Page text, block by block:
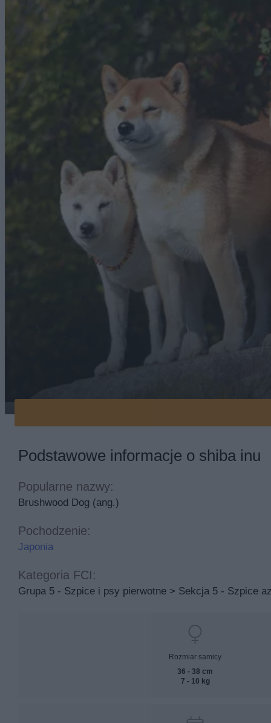
Podstawowe informacje o shiba inu
Popularne nazwy:
Brushwood Dog (ang.)
Pochodzenie:
Japonia
Kategoria FCI:
Grupa 5 - Szpice i psy pierwotne > Sekcja 5 - Szpice
Rozmiar samicy
36 - 38 cm
7 - 10 kg